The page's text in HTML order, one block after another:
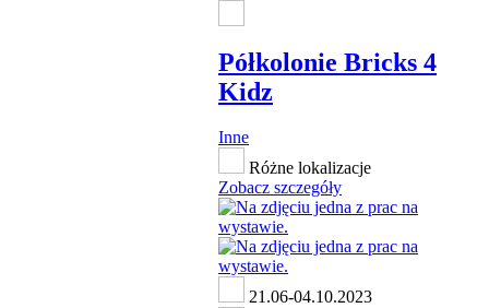
Półkolonie Bricks 4
Kidz
Inne
Różne lokalizacje
Zobacz szczegóły
21.06-04.10.2023